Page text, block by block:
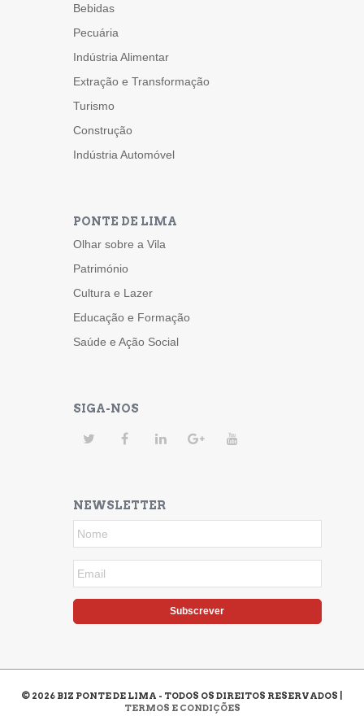
Bebidas
Pecuária
Indústria Alimentar
Extração e Transformação
Turismo
Construção
Indústria Automóvel
PONTE DE LIMA
Olhar sobre a Vila
Património
Cultura e Lazer
Educação e Formação
Saúde e Ação Social
SIGA-NOS
NEWSLETTER
Subscrever
© 2026 BIZ PONTE DE LIMA - TODOS OS DIREITOS RESERVADOS |
TERMOS E CONDIÇÕES